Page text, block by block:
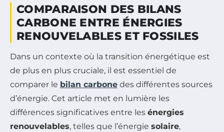
COMPARAISON DES BILANS
CARBONE ENTRE ÉNERGIES
RENOUVELABLES ET FOSSILES
Dans un contexte où la transition énergétique est
de plus en plus cruciale, il est essentiel de
comparer le bilan carbone des différentes sources
d’énergie. Cet article met en lumière les
différences significatives entre les énergies
renouvelables, telles que l’énergie solaire,